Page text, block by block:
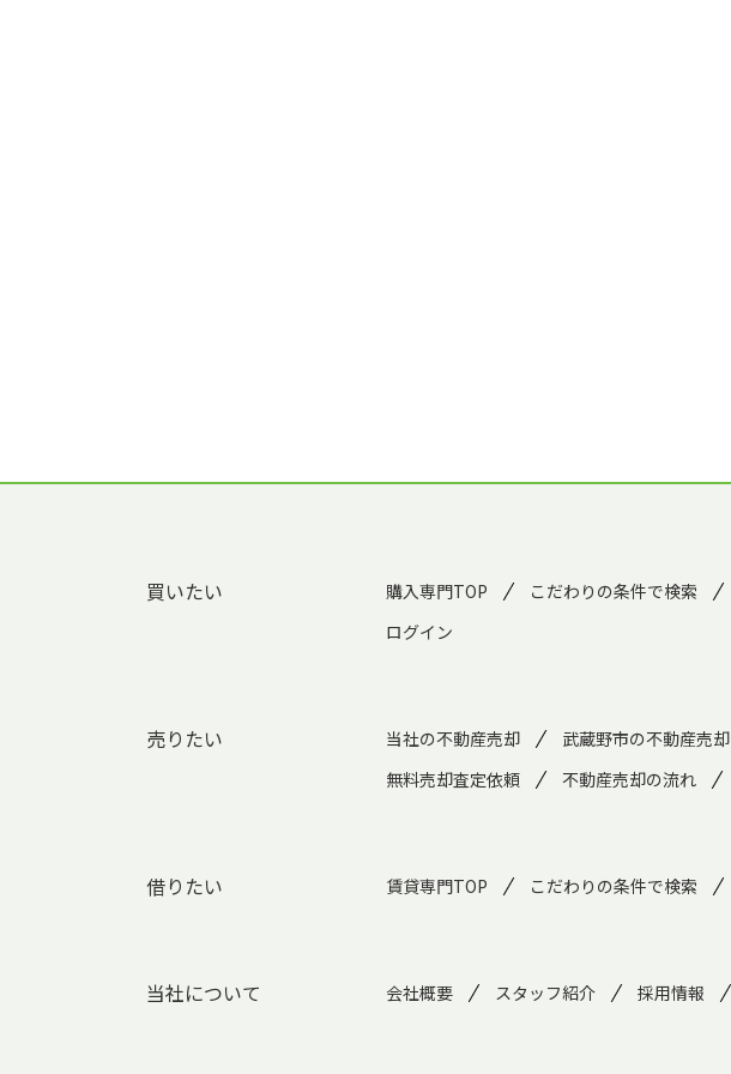
買いたい 購入専門TOP こだわりの条件で検索
ログイン
売りたい 当社の不動産売却 武蔵野市の不動産売却
無料売却査定依頼
不動産売却の流れ
借りたい 賃貸専門TOP こだわりの条件で検索
当社について 会社概要 スタッフ紹介 採用情報